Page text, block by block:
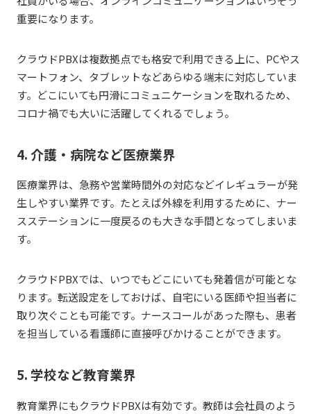
重要になります。
クラウドPBXは複数拠点でも格安で利用できる上に、PCやス
マートフォン、タブレットなどあらゆる端末に対応していま
す。どこにいても円滑にコミュニケーションを取れるため、
コロナ禍でも大いに活躍してくれるでしょう。
4. 介護・病院など医療業界
医療業界は、急務や営業時間外の対応などイレギュラーが発
生しやすい業界です。たとえば外線を利用するために、ナー
スステーションに一度戻るのも大きな手間となってしまいま
す。
クラウドPBXでは、いつでもどこにいても発着信が可能とな
ります。転送設定をしておけば、自宅にいる医師や担当者に
取り次ぐことも可能です。ナースコールがあった際も、患者
を担当している看護師に直接呼びかけることができます。
5. 学校など教育業界
教育業界にもクラウドPBXは有効です。教師は会社員のよう